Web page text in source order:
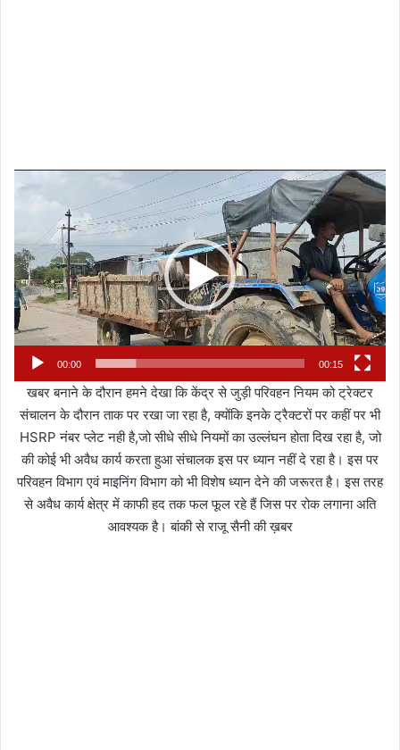
Video
Player
00:00 00:15
खबर बनाने के दौरान हमने देखा कि केंद्र से जुड़ी परिवहन नियम को ट्रेक्टर
संचालन के दौरान ताक पर रखा जा रहा है, क्योंकि इनके ट्रैक्टरों पर कहीं पर भी
HSRP नंबर प्लेट नही है,जो सीधे सीधे नियमों का उल्लंघन होता दिख रहा है, जो
की कोई भी अवैध कार्य करता हुआ संचालक इस पर ध्यान नहीं दे रहा है। इस पर
परिवहन विभाग एवं माइनिंग विभाग को भी विशेष ध्यान देने की जरूरत है। इस तरह
से अवैध कार्य क्षेत्र में काफी हद तक फल फूल रहे हैं जिस पर रोक लगाना अति
आवश्यक है। बांकी से राजू सैनी की ख़बर